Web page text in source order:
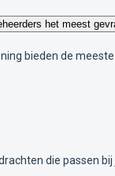
het meest
bieden de
die passen bij